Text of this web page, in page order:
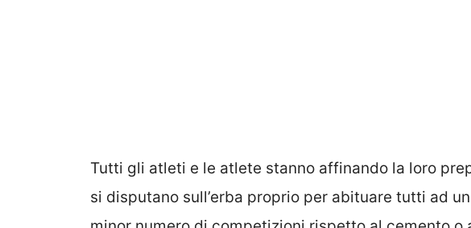
Tutti gli atleti e le atlete stanno affinando la loro
si disputano sull’erba proprio per abituare tutti ad